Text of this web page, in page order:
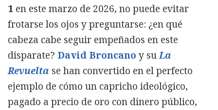
1 en este marzo de 2026, no puede evitar
frotarse los ojos y preguntarse: ¿en qué
cabeza cabe seguir empeñados en este
disparate? David Broncano y suLa
Revuelta se han convertido en el perfecto
ejemplo de cómo un capricho ideológico,
pagado a precio de oro con dinero público,